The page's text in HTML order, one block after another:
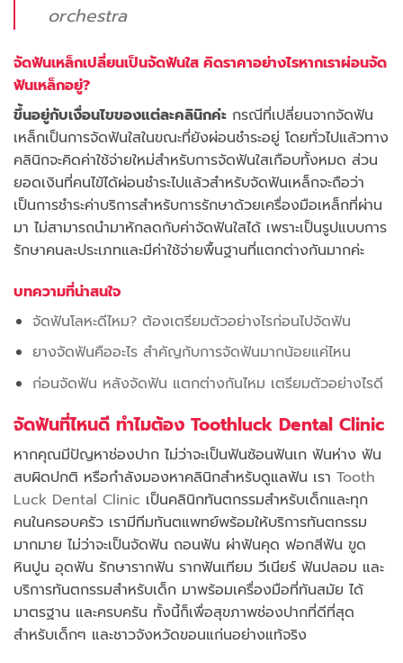
orchestra
จัดฟันเหล็กเปลี่ยนเป็นจัดฟันใส คิดราคาอย่างไรหากเราผ่อนจัด
ฟันเหล็กอยู่?
ขึ้นอยู่กับเงื่อนไขของแต่ละคลินิกค่ะ กรณีที่เปลี่ยนจากจัดฟัน
เหล็กเป็นการจัดฟันใสในขณะที่ยังผ่อนชำระอยู่ โดยทั่วไปแล้วทาง
คลินิกจะคิดค่าใช้จ่ายใหม่สำหรับการจัดฟันใสเกือบทั้งหมด ส่วน
ยอดเงินที่คนไข้ได้ผ่อนชำระไปแล้วสำหรับจัดฟันเหล็กจะถือว่า
เป็นการชำระค่าบริการสำหรับการรักษาด้วยเครื่องมือเหล็กที่ผ่าน
มา ไม่สามารถนำมาหักลดกับค่าจัดฟันใสได้ เพราะเป็นรูปแบบการ
รักษาคนละประเภทและมีค่าใช้จ่ายพื้นฐานที่แตกต่างกันมากค่ะ
บทความที่น่าสนใจ
จัดฟันโลหะดีไหม? ต้องเตรียมตัวอย่างไรก่อนไปจัดฟัน
ยางจัดฟันคืออะไร สำคัญกับการจัดฟันมากน้อยแค่ไหน
ก่อนจัดฟัน หลังจัดฟัน แตกต่างกันไหม เตรียมตัวอย่างไรดี
จัดฟันที่ไหนดี ทำไมต้อง Toothluck Dental Clinic
หากคุณมีปัญหาช่องปาก ไม่ว่าจะเป็นฟันซ้อนฟันเก ฟันห่าง ฟัน
สบผิดปกติ หรือกำลังมองหาคลินิกสำหรับดูแลฟัน เรา Tooth
Luck Dental Clinic เป็นคลินิกทันตกรรมสำหรับเด็กและทุก
คนในครอบครัว เรามีทีมทันตแพทย์พร้อมให้บริการทันตกรรม
มากมาย ไม่ว่าจะเป็นจัดฟัน ถอนฟัน ผ่าฟันคุด ฟอกสีฟัน ขูด
หินปูน อุดฟัน รักษารากฟัน รากฟันเทียม วีเนียร์ ฟันปลอม และ
บริการทันตกรรมสำหรับเด็ก มาพร้อมเครื่องมือที่ทันสมัย ได้
มาตรฐาน และครบครัน ทั้งนี้ก็เพื่อสุขภาพช่องปากที่ดีที่สุด
สำหรับเด็กๆ และชาวจังหวัดขอนแก่นอย่างแท้จริง